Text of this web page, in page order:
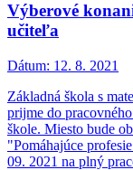
Výberové
učiteľa
Dátum: 12. 8. 2021
Základná škola s
prijme do
škole. Miesto bude
"Pomáhajúce
09. 2021 na plný